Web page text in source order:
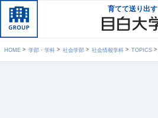
育てて送り出す
HOME 学部・学科 社会学部 社会情報学科 TOPICS